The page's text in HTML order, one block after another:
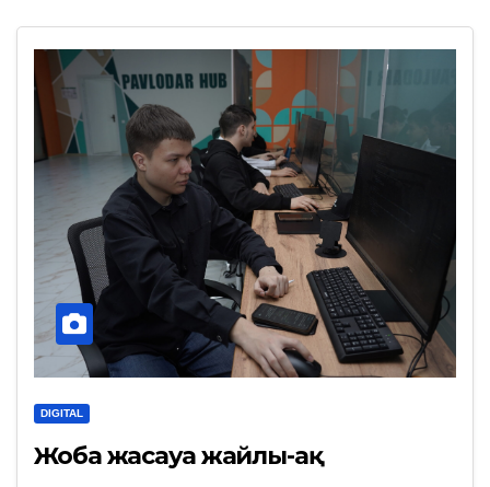
DIGITAL
Жоба жасауға жайлы-ақ